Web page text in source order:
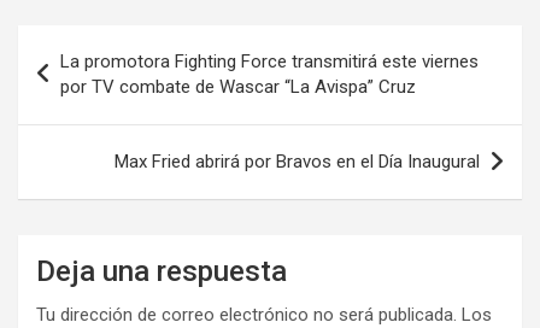
de
entradas
La promotora Fighting Force transmitirá este viernes
por TV combate de Wascar “La Avispa” Cruz
Max Fried abrirá por Bravos en el Día Inaugural
Deja una respuesta
Tu dirección de correo electrónico no será publicada. Los